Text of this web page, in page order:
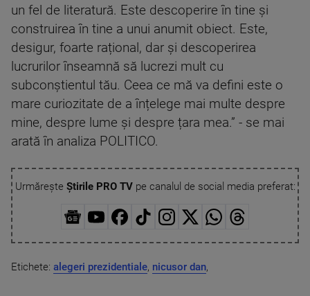
un fel de literatură. Este descoperire în tine și
construirea în tine a unui anumit obiect. Este,
desigur, foarte rațional, dar și descoperirea
lucrurilor înseamnă să lucrezi mult cu
subconștientul tău. Ceea ce mă va defini este o
mare curiozitate de a înțelege mai multe despre
mine, despre lume și despre țara mea.” - se mai
arată în analiza POLITICO.
Urmărește Știrile PRO TVpe canalul de social media preferat:
Etichete: alegeri prezidentiale, nicusor dan,